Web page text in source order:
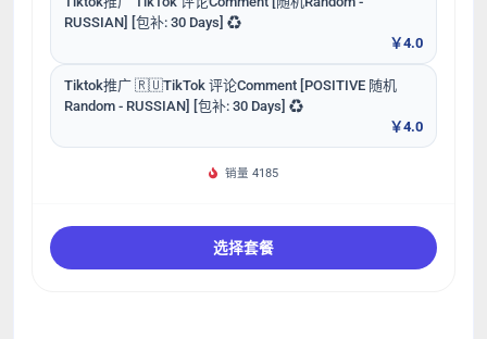
RUSSIAN] [包补: 30 Days] ♻️
￥4.0
Tiktok推广 🇷🇺TikTok 评论Comment [POSITIVE 随机
Random - RUSSIAN] [包补: 30 Days] ♻️
￥4.0
销量 4185
选择套餐